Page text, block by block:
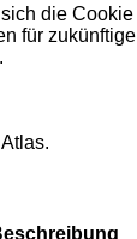
die Cookie
für zukünftige